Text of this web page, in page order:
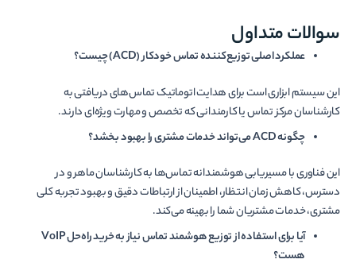
سوالات متداول
عملکرد اصلی توزیع‌کننده تماس خودکار (ACD) چیست؟
این سیستم ابزاری است برای هدایت اتوماتیک تماس‌­های دریافتی به
کارشناسان مرکز تماس یا کارمندانی که تخصص و مهارت ویژه‌­ای دارند.
چگونه ACD می‌­تواند خدمات مشتری را بهبود بخشد؟
این فناوری با مسیریابی هوشمندانه تماس‌ها به کارشناسان ماهر و در
دسترس، کاهش زمان انتظار، اطمینان از ارتباطات دقیق و بهبود تجربه کلی
مشتری، خدمات مشتریان شما را بهینه می‌کند.
آیا برای استفاده از توزیع هوشمند تماس نیاز به خرید راه‌­حل VoIP
هست؟